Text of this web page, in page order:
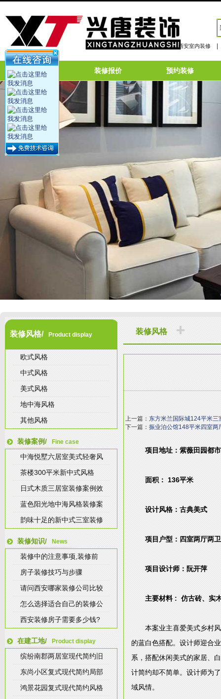
西安室内装修
网站首页 装修报价 预约装修
装修风格/ Product display
欧式风格
中式风格
美式风格
地中海风格
其他风格
装修案例/ Fine case
中海悦墅六居室美式轻奢风
茶楼300平米新中式风格
日式木质三居室装修案例效
蓝色阳光地中海风格装修案
韵味十足的新中式三室装修
装修知识/ News
装修中的注意事项,装修前
房子装修技巧与步骤
请问西安哪家装修公司比较
怎么选择适合自己的装修公
西安装修房子需要多少钱?
在建工地/ Product display
缤纷南郡两居室现代简约旧
东尚小区复式现代简约局部
鸿景花园复式现代简约风格
装修风格
上一篇： 东方米兰国际城124平米三
下一篇： 振业泊公馆148平米四室两
项目地址：紫薇田园都市
面积： 136平米
设计风格：古典美式
项目户型：四室两厅两
项目设计师：阮开萍
主要材料 : 仿古砖、实
本案业主喜爱美式乡村
的蓝白色搭配。设计师迎合
系，搭配休闲美式的家居、
计简约却不简单。设计师为
域风情。